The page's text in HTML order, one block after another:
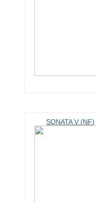
SONATA V (NF)